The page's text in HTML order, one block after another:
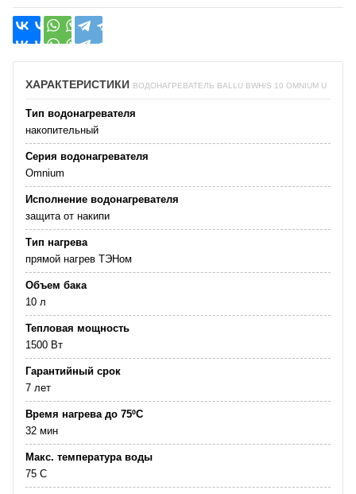
ХАРАКТЕРИСТИКИ ВОДОНАГРЕВАТЕЛЬ BALLU BWH/S 10 OMNIUM U
Тип водонагревателя
накопительный
Серия водонагревателя
Omnium
Исполнение водонагревателя
защита от накипи
Тип нагрева
прямой нагрев ТЭНом
Объем бака
10 л
Тепловая мощность
1500 Вт
Гарантийный срок
7 лет
Время нагрева до 75ºС
32 мин
Макс. температура воды
75 С